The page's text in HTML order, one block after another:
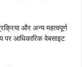
और अन्य महत्वपूर्ण
पर आधिकारिक वेबसाइट